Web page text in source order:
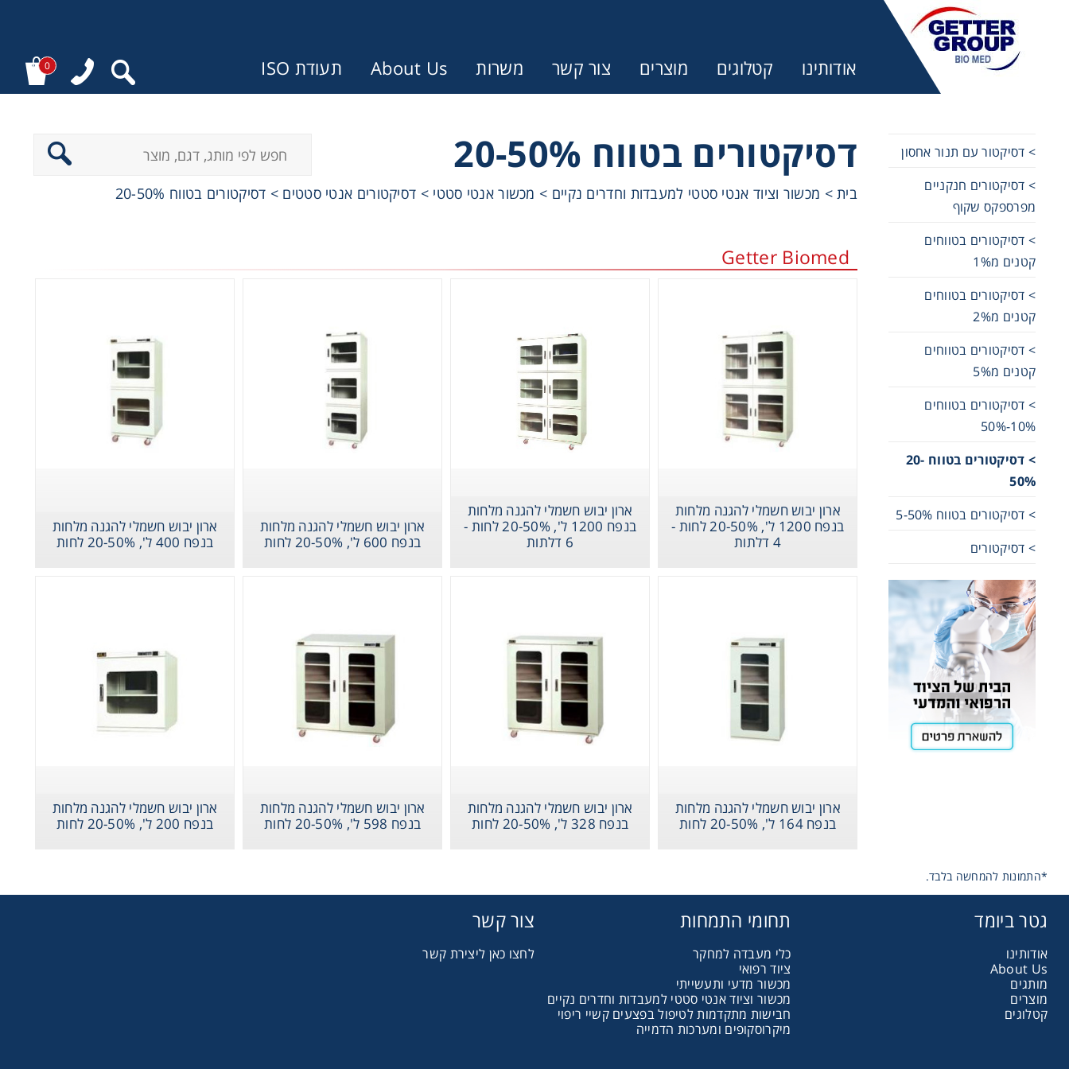
אודותינו קטלוגים מוצרים צור קשר משרות About Us תעודת ISO 0
> דסיקטור עם תנור אחסון
> דסיקטורים חנקניים
מפרספקס שקוף
> דסיקטורים בטווחים
קטנים מ1%
> דסיקטורים בטווחים
קטנים מ2%
> דסיקטורים בטווחים
קטנים מ5%
> דסיקטורים בטווחים
10%-50%
> דסיקטורים בטווח 20-
50%
> דסיקטורים בטווח 5-50%
> דסיקטורים
דסיקטורים בטווח 20-50%
בית> מכשור וציוד אנטי סטטי למעבדות וחדרים נקיים > מכשור אנטי סטטי > דסיקטורים אנטי סטטים > דסיקטורים בטווח 20-50%
Getter Biomed
ארון יבוש חשמלי להגנה מלחות
בנפח 1200 ל', 20-50% לחות -
4 דלתות
ארון יבוש חשמלי להגנה מלחות
בנפח 1200 ל', 20-50% לחות -
6 דלתות
ארון יבוש חשמלי להגנה מלחות
בנפח 600 ל', 20-50% לחות
ארון יבוש חשמלי להגנה מלחות
בנפח 400 ל', 20-50% לחות
ארון יבוש חשמלי להגנה מלחות
בנפח 164 ל', 20-50% לחות
ארון יבוש חשמלי להגנה מלחות
בנפח 328 ל', 20-50% לחות
ארון יבוש חשמלי להגנה מלחות
בנפח 598 ל', 20-50% לחות
ארון יבוש חשמלי להגנה מלחות
בנפח 200 ל', 20-50% לחות
*התמונות להמחשה בלבד.
גטר ביומד
אודותינו
About Us
מותגים
מוצרים
קטלוגים
תחומי התמחות
כלי מעבדה למחקר
ציוד רפואי
מכשור מדעי ותעשייתי
מכשור וציוד אנטי סטטי למעבדות וחדרים נקיים
חבישות מתקדמות לטיפול בפצעים קשיי ריפוי
מיקרוסקופים ומערכות הדמייה
צור קשר
לחצו כאן ליצירת קשר
50% לחות
Contact form not found.
מעונין לקבל הצעת מחיר או מידע עבור:
Concentration
Cooling
Heating
Instrumentation
Microscopy
Sample Preparation
Shaking & Stirring
Thermometry
Chromatography
Lab Essentials
Filtration